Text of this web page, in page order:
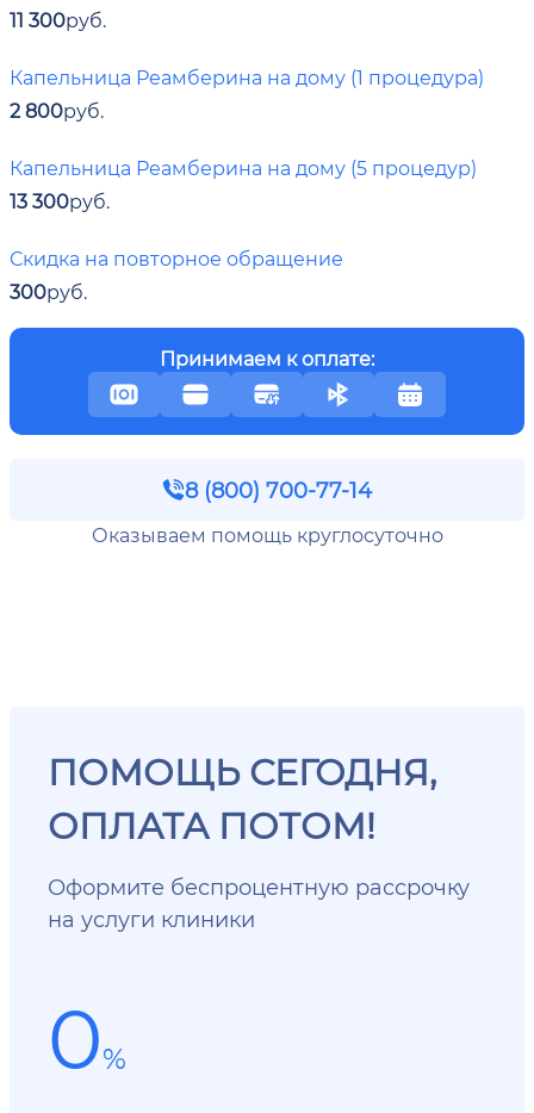
11 300руб.
Капельница Реамберина на дому (1 процедура)
2 800руб.
Капельница Реамберина на дому (5 процедур)
13 300руб.
Скидка на повторное обращение
300руб.
Принимаем к оплате:
8 (800) 700-77-14
Оказываем помощь круглосуточно
ПОМОЩЬ СЕГОДНЯ,
ОПЛАТА ПОТОМ!
Оформите беспроцентную рассрочку
на услуги клиники
0%